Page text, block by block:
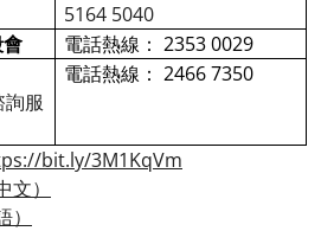
5164 5040
電話熱線： 2353 0029
服
電話熱線： 2466 7350
bit.ly/3M1KqVm
）